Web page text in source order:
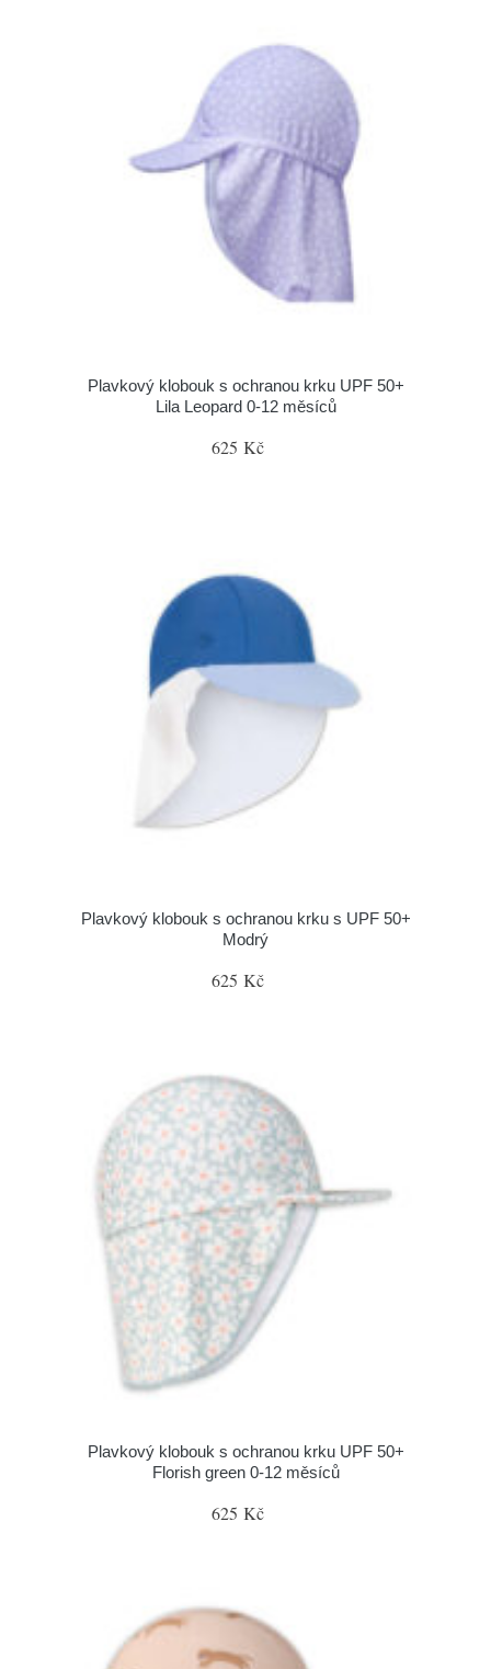
Plavkový klobouk s ochranou krku UPF 50+
Lila Leopard 0-12 měsíců
625 Kč
Plavkový klobouk s ochranou krku s UPF 50+
Modrý
625 Kč
Plavkový klobouk s ochranou krku UPF 50+
Florish green 0-12 měsíců
625 Kč